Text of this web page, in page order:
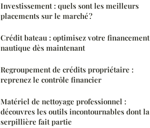
Investissement : quels sont les meilleurs
placements sur le marché ?
Crédit bateau : optimisez votre financement
nautique dès maintenant
Regroupement de crédits propriétaire :
reprenez le contrôle financier
Matériel de nettoyage professionnel :
découvres les outils incontournables dont la
serpillière fait partie